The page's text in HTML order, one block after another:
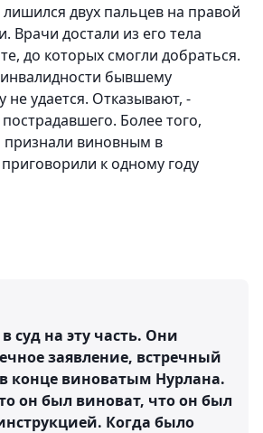
двух пальцев на правой
Врачи достали из его тела
до которых смогли добраться.
бывшему
удается. Отказывают, -
Более того,
признали виновным в
к одному году
суд на эту часть. Они
заявление, встречный
конце виноватым Нурлана.
он был виноват, что он был
Когда было